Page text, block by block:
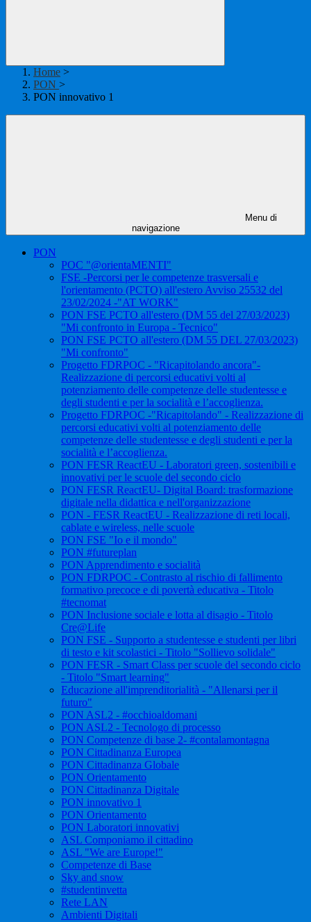
Home >
PON >
PON innovativo 1
Menu di
navigazione
PON
POC "@orientaMENTI"
FSE -Percorsi per le competenze trasversali e
l'orientamento (PCTO) all'estero Avviso 25532 del
23/02/2024 -"AT WORK"
PON FSE PCTO all'estero (DM 55 del 27/03/2023)
"Mi confronto in Europa - Tecnico"
PON FSE PCTO all'estero (DM 55 DEL 27/03/2023)
"Mi confronto"
Progetto FDRPOC - "Ricapitolando ancora"-
Realizzazione di percorsi educativi volti al
potenziamento delle competenze delle studentesse e
degli studenti e per la socialità e l’accoglienza.
Progetto FDRPOC -"Ricapitolando" - Realizzazione di
percorsi educativi volti al potenziamento delle
competenze delle studentesse e degli studenti e per la
socialità e l’accoglienza.
PON FESR ReactEU - Laboratori green, sostenibili e
innovativi per le scuole del secondo ciclo
PON FESR ReactEU- Digital Board: trasformazione
digitale nella didattica e nell'organizzazione
PON - FESR ReactEU - Realizzazione di reti locali,
cablate e wireless, nelle scuole
PON FSE "Io e il mondo"
PON #futureplan
PON Apprendimento e socialità
PON FDRPOC - Contrasto al rischio di fallimento
formativo precoce e di povertà educativa - Titolo
#tecnomat
PON Inclusione sociale e lotta al disagio - Titolo
Cre@Life
PON FSE - Supporto a studentesse e studenti per libri
di testo e kit scolastici - Titolo "Sollievo solidale"
PON FESR - Smart Class per scuole del secondo ciclo
- Titolo "Smart learning"
Educazione all'imprenditorialità - "Allenarsi per il
futuro"
PON ASL2 - #occhioaldomani
PON ASL2 - Tecnologo di processo
PON Competenze di base 2- #contalamontagna
PON Cittadinanza Europea
PON Cittadinanza Globale
PON Orientamento
PON Cittadinanza Digitale
PON innovativo 1
PON Orientamento
PON Laboratori innovativi
ASL Componiamo il cittadino
ASL "We are Europe!"
Competenze di Base
Sky and snow
#studentinvetta
Rete LAN
Ambienti Digitali